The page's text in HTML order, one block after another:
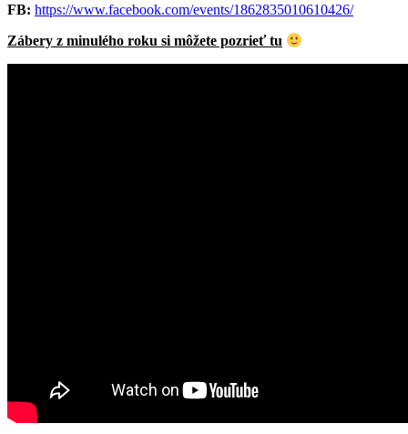
FB: https://www.facebook.com/events/1862835010610426/
Zábery z minulého roku si môžete pozrieť tu